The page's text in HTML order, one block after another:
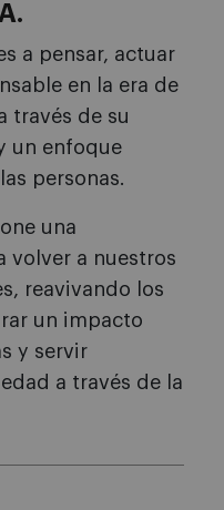
a pensar, actuar
en la era de
través de su
un enfoque
personas.
una
volver a nuestros
reavivando los
un impacto
y servir
a través de la